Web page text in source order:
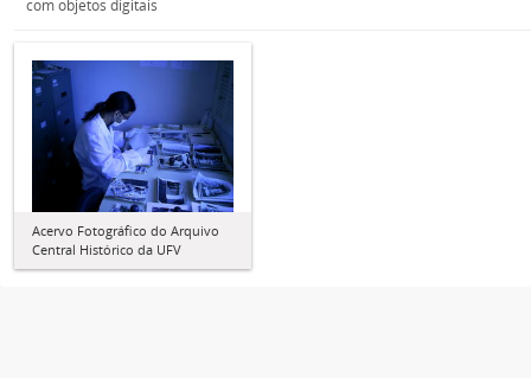
com objetos digitais
Acervo Fotográfico do Arquivo
Central Histórico da UFV